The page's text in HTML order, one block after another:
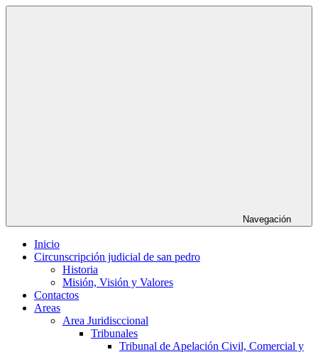
Saltar
Navegación
Inicio
Circunscripción judicial de san pedro
Historia
Misión, Visión y Valores
Contactos
Areas
Area Juridisccional
Tribunales
Tribunal de Apelación Civil, Comercial y